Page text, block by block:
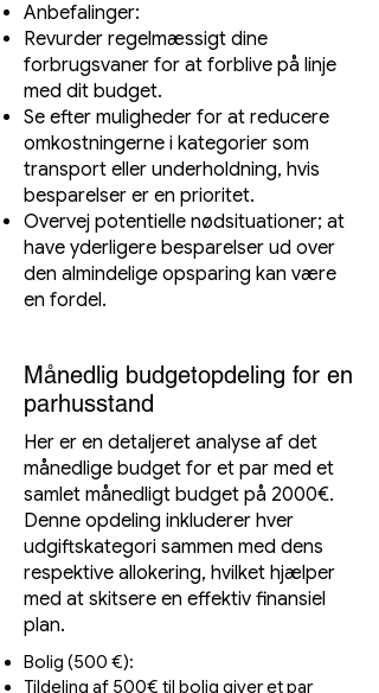
Anbefalinger:
Revurder regelmæssigt dine
forbrugsvaner for at forblive på linje
med dit budget.
Se efter muligheder for at reducere
omkostningerne i kategorier som
transport eller underholdning, hvis
besparelser er en prioritet.
Overvej potentielle nødsituationer; at
have yderligere besparelser ud over
den almindelige opsparing kan være
en fordel.
Månedlig budgetopdeling for en
parhusstand
Her er en detaljeret analyse af det
månedlige budget for et par med et
samlet månedligt budget på 2000€.
Denne opdeling inkluderer hver
udgiftskategori sammen med dens
respektive allokering, hvilket hjælper
med at skitsere en effektiv finansiel
plan.
Bolig (500 €):
Tildeling af 500€ til bolig giver et par